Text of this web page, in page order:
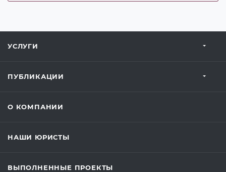
УСЛУГИ
ПУБЛИКАЦИИ
О КОМПАНИИ
НАШИ ЮРИСТЫ
ВЫПОЛНЕННЫЕ ПРОЕКТЫ